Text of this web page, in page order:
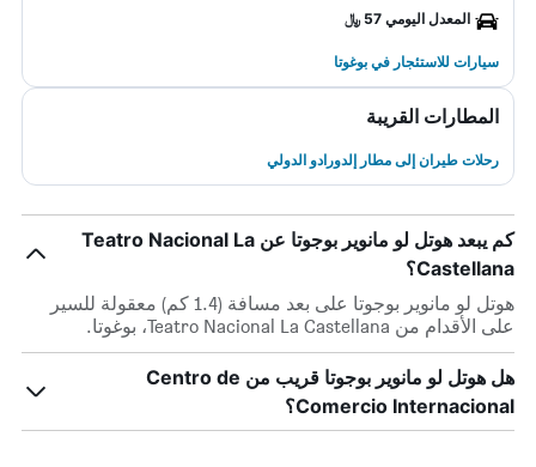
المعدل اليومي 57 ﷼
سيارات للاستئجار في بوغوتا
المطارات القريبة
رحلات طيران إلى مطار إلدورادو الدولي
كم يبعد هوتل لو مانوير بوجوتا عن Teatro Nacional La
Castellana؟
هوتل لو مانوير بوجوتا على بعد مسافة (1.4 كم) معقولة للسير
على الأقدام من Teatro Nacional La Castellana، بوغوتا.
هل هوتل لو مانوير بوجوتا قريب من Centro de
Comercio Internacional؟